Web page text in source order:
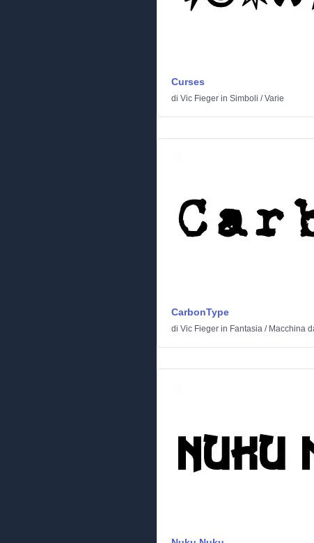
Curses
di Vic Fieger in Simboli /Varie
CarbonType
di Vic Fieger in Fantasia / Macchina